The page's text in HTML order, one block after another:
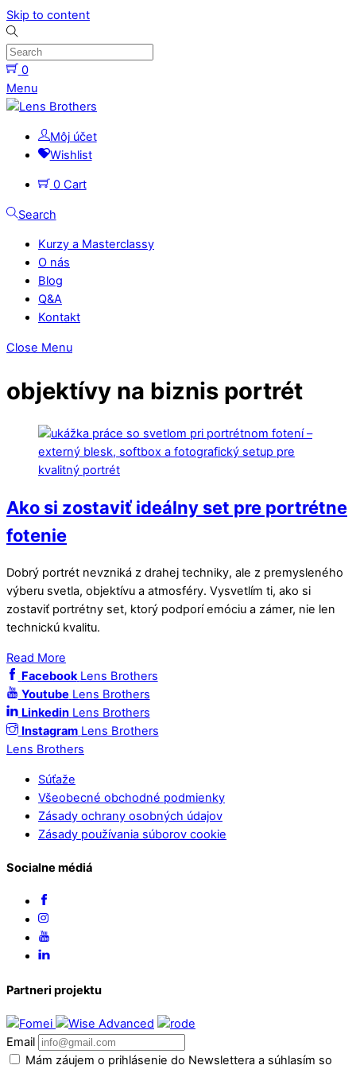
Skip to content
0
Menu
Môj účet
Wishlist
0 Cart
Search
Kurzy a Masterclassy
O nás
Blog
Q&A
Kontakt
Close Menu
objektívy na biznis portrét
Ako si zostaviť ideálny set pre portrétne
fotenie
Dobrý portrét nevzniká z drahej techniky, ale z premysleného
výberu svetla, objektívu a atmosféry. Vysvetlím ti, ako si
zostaviť portrétny set, ktorý podporí emóciu a zámer, nie len
technickú kvalitu.
Read More
Facebook Lens Brothers
Youtube Lens Brothers
Linkedin Lens Brothers
Instagram Lens Brothers
Lens Brothers
Súťaže
Všeobecné obchodné podmienky
Zásady ochrany osobných údajov
Zásady používania súborov cookie
Socialne médiá
Partneri projektu
Email
Mám záujem o prihlásenie do Newslettera a súhlasím so